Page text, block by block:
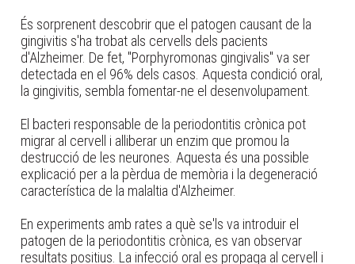
És sorprenent descobrir que el patogen causant de la
gingivitis s'ha trobat als cervells dels pacients
d'Alzheimer. De fet, "Porphyromonas gingivalis" va ser
detectada en el 96% dels casos. Aquesta condició oral,
la gingivitis, sembla fomentar-ne el desenvolupament.
El bacteri responsable de la periodontitis crònica pot
migrar al cervell i alliberar un enzim que promou la
destrucció de les neurones. Aquesta és una possible
explicació per a la pèrdua de memòria i la degeneració
característica de la malaltia d'Alzheimer.
En experiments amb rates a què se'ls va introduir el
patogen de la periodontitis crònica, es van observar
resultats positius. La infecció oral es propaga al cervell i